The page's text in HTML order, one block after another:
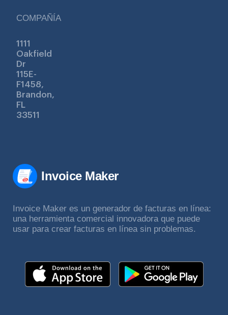
Invoice Maker
Invoice Maker es un generador de facturas en línea:
una herramienta comercial innovadora que puede
usar para crear facturas en línea sin problemas.
COMPAÑÍA
1111
Oakfield
Dr
115E-
F1458,
Brandon,
FL
33511